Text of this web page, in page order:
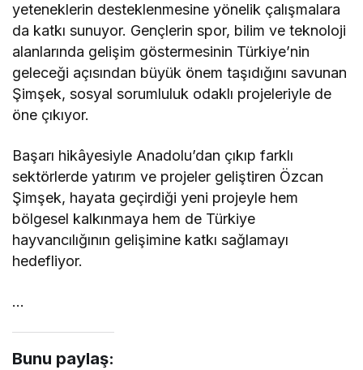
yeteneklerin desteklenmesine yönelik çalışmalara
da katkı sunuyor. Gençlerin spor, bilim ve teknoloji
alanlarında gelişim göstermesinin Türkiye’nin
geleceği açısından büyük önem taşıdığını savunan
Şimşek, sosyal sorumluluk odaklı projeleriyle de
öne çıkıyor.
Başarı hikâyesiyle Anadolu’dan çıkıp farklı
sektörlerde yatırım ve projeler geliştiren Özcan
Şimşek, hayata geçirdiği yeni projeyle hem
bölgesel kalkınmaya hem de Türkiye
hayvancılığının gelişimine katkı sağlamayı
hedefliyor.
…
Bunu paylaş: